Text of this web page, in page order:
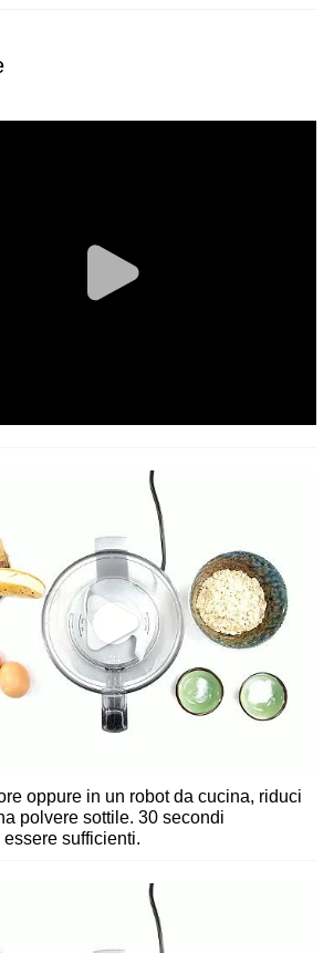
oppure in un robot da cucina, riduci
polvere sottile. 30 secondi
sufficienti.